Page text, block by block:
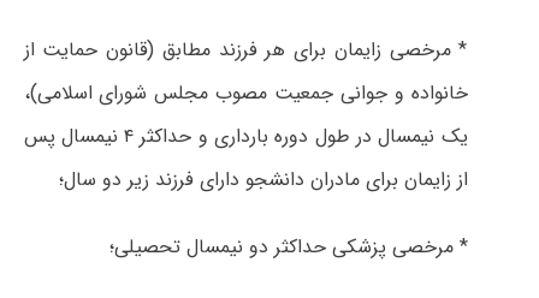
* مرخصی زایمان برای هر فرزند مطابق (قانون حمایت از
خانواده و جوانی جمعیت مصوب مجلس شورای اسلامی)،
یک نیمسال در طول دوره بارداری و حداکثر ۴ نیمسال پس
از زایمان برای مادران دانشجو دارای فرزند زیر دو سال؛
* مرخصی پزشکی حداکثر دو نیمسال تحصیلی؛